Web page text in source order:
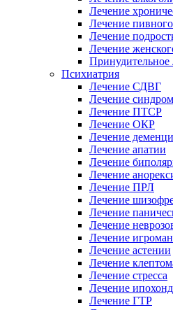
Лечение
Лечение
Лечение
Лечение
Принудительное
Психиатрия
Лечение СДВГ
Лечение
Лечение ПТСР
Лечение ОКР
Лечение
Лечение апатии
Лечение
Лечение
Лечение ПРЛ
Лечение
Лечение
Лечение
Лечение
Лечение астении
Лечение
Лечение стресса
Лечение
Лечение ГТР